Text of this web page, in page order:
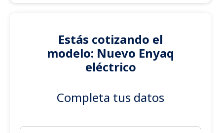
Estás cotizando el
modelo: Nuevo Enyaq
eléctrico
Completa tus datos